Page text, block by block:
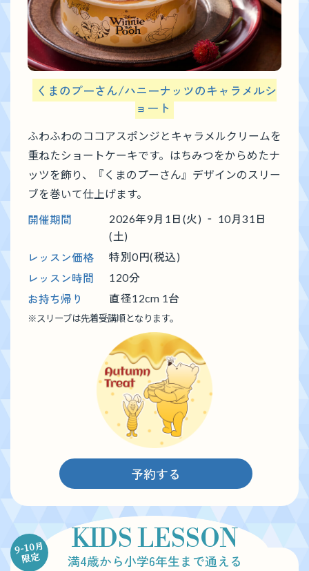
くまのプーさん/ハニーナッツのキャラメルシ
ョート
ふわふわのココアスポンジとキャラメルクリームを
重ねたショートケーキです。はちみつをからめたナ
ッツを飾り、『くまのプーさん』デザインのスリー
ブを巻いて仕上げます。
開催期間
2026年9月1日(火) ‐ 10月31日
(土)
レッスン価格 特別0円(税込)
レッスン時間 120分
お持ち帰り 直径12cm 1台
※スリーブは先着受講順となります。
予約する
9-10月
限定
KIDS LESSON
満4歳から小学6年生まで通える